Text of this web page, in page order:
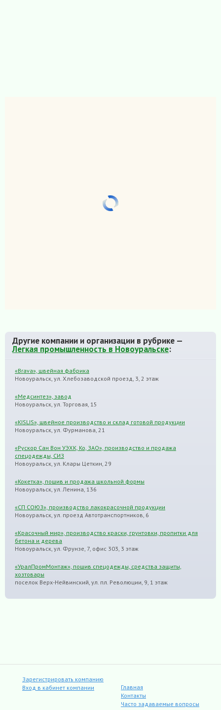
Другие компании и организации в рубрике —
Легкая промышленность в Новоуральске:
«Brava», швейная фабрика
Новоуральск, ул. Хлебозаводской проезд, 3, 2 этаж
«Медсинтез», завод
Новоуральск, ул. Торговая, 15
«KISLIS», швейное производство и склад готовой продукции
Новоуральск, ул. Фурманова, 21
«Рускор Сан Вон УЭХК, Ко, ЗАО», производство и продажа
спецодежды, СИЗ
Новоуральск, ул. Клары Цеткин, 29
«Кокетка», пошив и продажа школьной формы
Новоуральск, ул. Ленина, 136
«СП СОЮЗ», производство лакокрасочной продукции
Новоуральск, ул. проезд Автотранспортников, 6
«Красочный мир», производство краски, грунтовки, пропитки для
бетона и дерева
Новоуральск, ул. Фрунзе, 7, офис 303, 3 этаж
«УралПромМонтаж», пошив спецодежды, средства защиты,
хозтовары
поселок Верх-Нейвинский, ул. пл. Революции, 9, 1 этаж
Зарегистрировать компанию
Вход в кабинет компании
Главная
Контакты
Часто задаваемые вопросы